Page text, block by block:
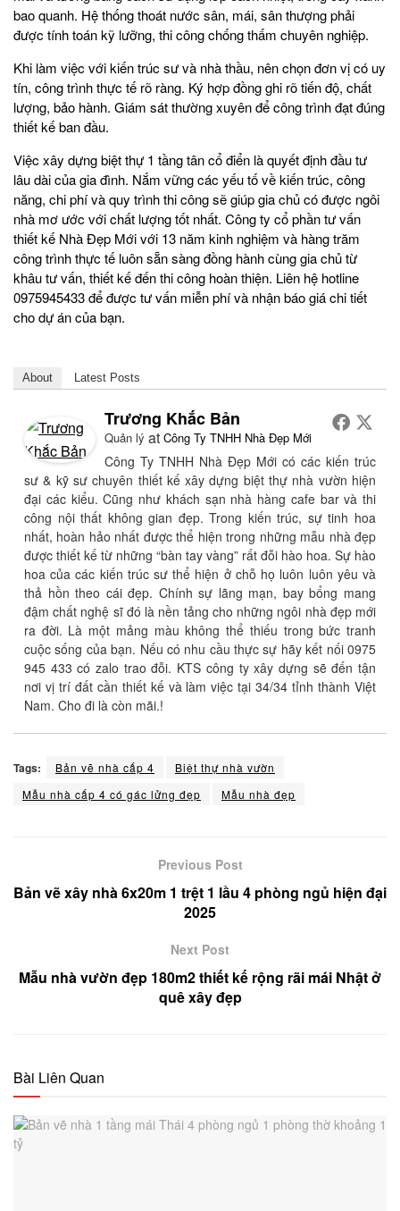
bao quanh. Hệ thống thoát nước sân, mái, sân thượng phải
được tính toán kỹ lưỡng, thi công chống thấm chuyên nghiệp.
Khi làm việc với kiến trúc sư và nhà thầu, nên chọn đơn vị có uy
tín, công trình thực tế rõ ràng. Ký hợp đồng ghi rõ tiến độ, chất
lượng, bảo hành. Giám sát thường xuyên để công trình đạt đúng
thiết kế ban đầu.
Việc xây dựng biệt thự 1 tầng tân cổ điển là quyết định đầu tư
lâu dài của gia đình. Nắm vững các yếu tố về kiến trúc, công
năng, chi phí và quy trình thi công sẽ giúp gia chủ có được ngôi
nhà mơ ước với chất lượng tốt nhất. Công ty cổ phần tư vấn
thiết kế Nhà Đẹp Mới với 13 năm kinh nghiệm và hàng trăm
công trình thực tế luôn sẵn sàng đồng hành cùng gia chủ từ
khâu tư vấn, thiết kế đến thi công hoàn thiện. Liên hệ hotline
0975945433 để được tư vấn miễn phí và nhận báo giá chi tiết
cho dự án của bạn.
About Latest Posts
Trương Khắc Bản
Quản lý at Công Ty TNHH Nhà Đẹp Mới
Công Ty TNHH Nhà Đẹp Mới có các kiến trúc
sư & kỹ sư chuyên thiết kế xây dựng biệt thự nhà vườn hiện
đại các kiểu. Cũng như khách sạn nhà hàng cafe bar và thi
công nội thất không gian đẹp. Trong kiến trúc, sự tinh hoa
nhất, hoàn hảo nhất được thể hiện trong những mẫu nhà đẹp
được thiết kế từ những “bàn tay vàng” rất đỗi hào hoa. Sự hào
hoa của các kiến trúc sư thể hiện ở chỗ họ luôn luôn yêu và
thả hồn theo cái đẹp. Chính sự lãng mạn, bay bổng mang
đậm chất nghệ sĩ đó là nền tảng cho những ngôi nhà đẹp mới
ra đời. Là một mảng màu không thể thiếu trong bức tranh
cuộc sống của bạn. Nếu có nhu cầu thực sự hãy kết nối 0975
945 433 có zalo trao đỗi. KTS công ty xây dựng sẽ đến tận
nơi vị trí đất cần thiết kế và làm việc tại 34/34 tỉnh thành Việt
Nam. Cho đi là còn mãi.!
Tags: Bản vẽ nhà cấp 4
Biệt thự nhà vườn
Mẫu nhà cấp 4 có gác lửng đẹp
Mẫu nhà đẹp
Previous Post
Bản vẽ xây nhà 6x20m 1 trệt 1 lầu 4 phòng ngủ hiện đại
2025
Next Post
Mẫu nhà vườn đẹp 180m2 thiết kế rộng rãi mái Nhật ở
quê xây đẹp
Bài Liên Quan